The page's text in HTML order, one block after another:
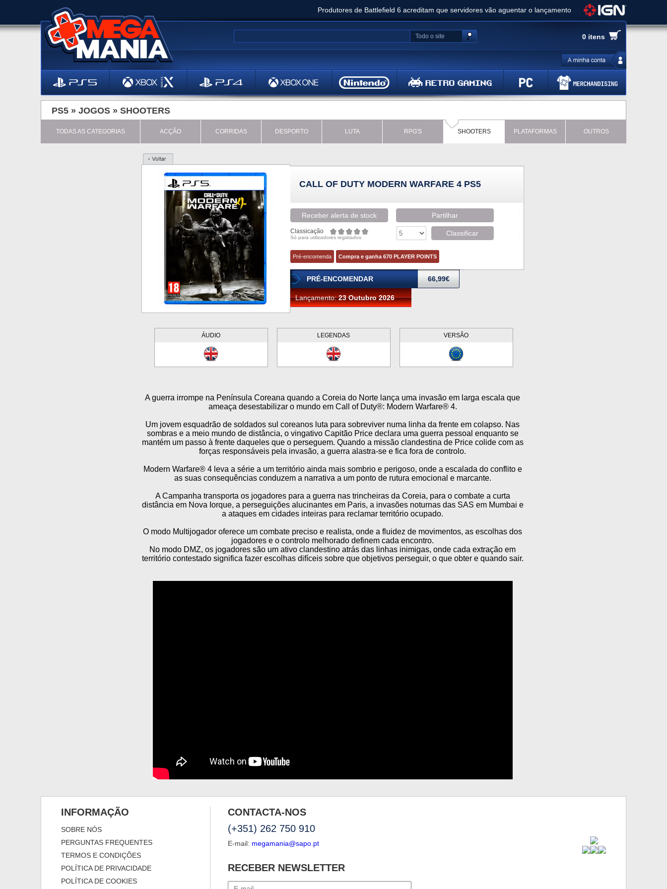
Produtores de Battlefield 6 acreditam que servidores vão aguentar o lançamento
Clair Obscur: Expedition 33 já vendeu 5 milhões de cópias e vai receber novo conteúdo
Ghost of Yotei - Análise
Metal Gear Solid Delta: Snake Eater - Análise
Bethesda anuncia livestream para o Fallout Day
0 itens
Todo o site
PS5 » JOGOS » SHOOTERS
TODAS AS CATEGORIAS ACÇÃO CORRIDAS DESPORTO LUTA RPG'S SHOOTERS PLATAFORMAS OUTROS
CALL OF DUTY MODERN WARFARE 4 PS5
Receber alerta de stock Partilhar
Classicação
Só para utilizadores registados
Classificar
Pré-encomenda Compra e ganha 670 PLAYER POINTS
PRÉ-ENCOMENDAR 66,99€
Lançamento:23 Outubro 2026
ÁUDIO LEGENDAS VERSÃO
A guerra irrompe na Península Coreana quando a Coreia do Norte lança uma invasão em larga escala que
ameaça desestabilizar o mundo em Call of Duty®: Modern Warfare® 4.
Um jovem esquadrão de soldados sul coreanos luta para sobreviver numa linha da frente em colapso. Nas
sombras e a meio mundo de distância, o vingativo Capitão Price declara uma guerra pessoal enquanto se
mantém um passo à frente daqueles que o perseguem. Quando a missão clandestina de Price colide com as
forças responsáveis pela invasão, a guerra alastra-se e fica fora de controlo.
Modern Warfare® 4 leva a série a um território ainda mais sombrio e perigoso, onde a escalada do conflito e
as suas consequências conduzem a narrativa a um ponto de rutura emocional e marcante.
A Campanha transporta os jogadores para a guerra nas trincheiras da Coreia, para o combate a curta
distância em Nova Iorque, a perseguições alucinantes em Paris, a invasões noturnas das SAS em Mumbai e
a ataques em cidades inteiras para reclamar território ocupado.
O modo Multijogador oferece um combate preciso e realista, onde a fluidez de movimentos, as escolhas dos
jogadores e o controlo melhorado definem cada encontro.
No modo DMZ, os jogadores são um ativo clandestino atrás das linhas inimigas, onde cada extração em
território contestado significa fazer escolhas difíceis sobre que objetivos perseguir, o que obter e quando sair.
INFORMAÇÃO
SOBRE NÓS
PERGUNTAS FREQUENTES
TERMOS E CONDIÇÕES
POLÍTICA DE PRIVACIDADE
POLÍTICA DE COOKIES
CONTACTA-NOS
(+351) 262 750 910
E-mail: megamania@sapo.pt
RECEBER NEWSLETTER